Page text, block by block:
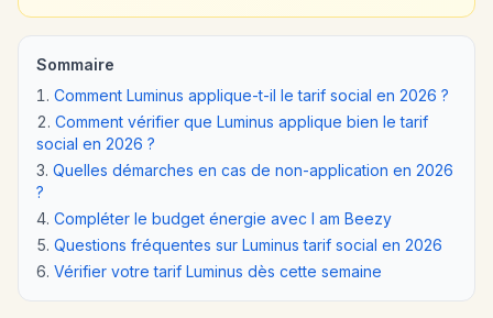
Sommaire
Comment Luminus applique-t-il le tarif social en 2026 ?
Comment vérifier que Luminus applique bien le tarif
social en 2026 ?
Quelles démarches en cas de non-application en 2026
?
Compléter le budget énergie avec I am Beezy
Questions fréquentes sur Luminus tarif social en 2026
Vérifier votre tarif Luminus dès cette semaine